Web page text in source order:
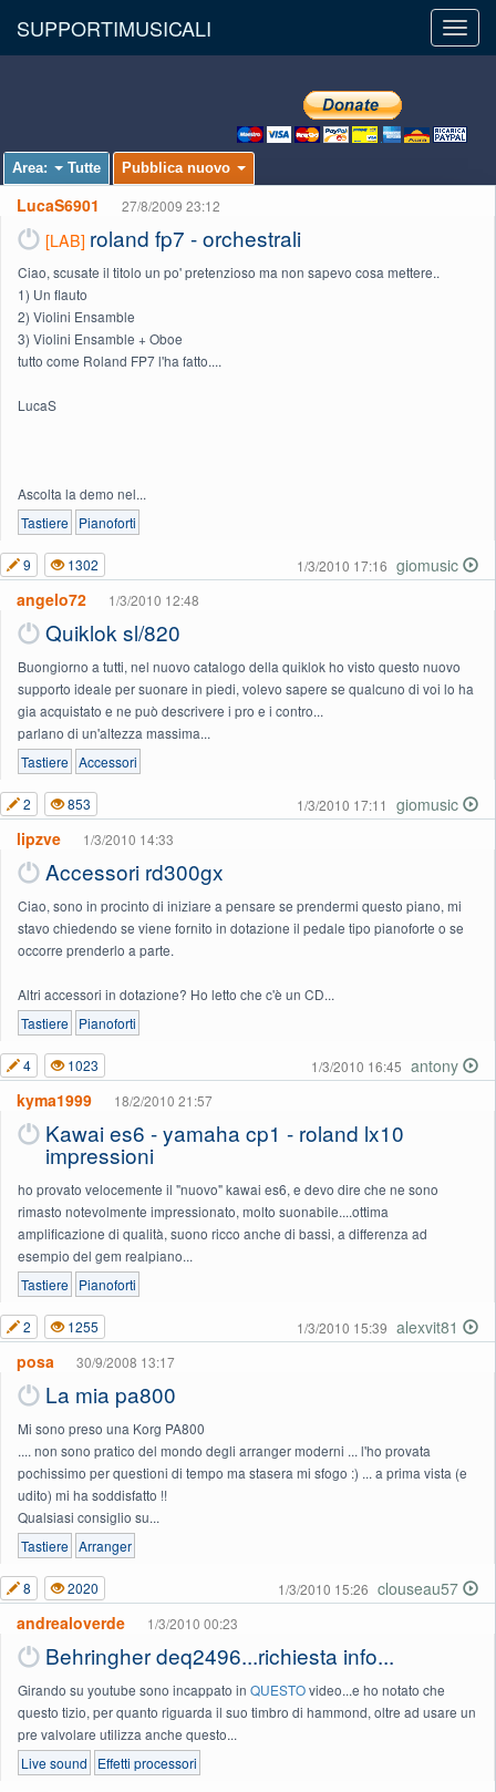
SUPPORTIMUSICALI
Area: Tutte Pubblica nuovo
LucaS6901 27/8/2009 23:12
[LAB] roland fp7 - orchestrali
Ciao, scusate il titolo un po' pretenzioso ma non sapevo cosa mettere..
1) Un flauto
2) Violini Ensamble
3) Violini Ensamble + Oboe
tutto come Roland FP7 l'ha fatto....
LucaS
Ascolta la demo nel...
Tastiere Pianoforti
giomusic
1/3/2010 17:16
9 1302
angelo72 1/3/2010 12:48
Quiklok sl/820
Buongiorno a tutti, nel nuovo catalogo della quiklok ho visto questo nuovo
supporto ideale per suonare in piedi, volevo sapere se qualcuno di voi lo ha
gia acquistato e ne può descrivere i pro e i contro...
parlano di un'altezza massima...
Tastiere Accessori
giomusic
1/3/2010 17:11
2 853
lipzve 1/3/2010 14:33
Accessori rd300gx
Ciao, sono in procinto di iniziare a pensare se prendermi questo piano, mi
stavo chiedendo se viene fornito in dotazione il pedale tipo pianoforte o se
occorre prenderlo a parte.
Altri accessori in dotazione? Ho letto che c'è un CD...
Tastiere Pianoforti
antony
1/3/2010 16:45
4 1023
kyma1999 18/2/2010 21:57
Kawai es6 - yamaha cp1 - roland lx10
impressioni
ho provato velocemente il "nuovo" kawai es6, e devo dire che ne sono
rimasto notevolmente impressionato, molto suonabile....ottima
amplificazione di qualità, suono ricco anche di bassi, a differenza ad
esempio del gem realpiano...
Tastiere Pianoforti
alexvit81
1/3/2010 15:39
2 1255
posa 30/9/2008 13:17
La mia pa800
Mi sono preso una Korg PA800
.... non sono pratico del mondo degli arranger moderni ... l'ho provata
pochissimo per questioni di tempo ma stasera mi sfogo :) ... a prima vista (e
udito) mi ha soddisfatto !!
Qualsiasi consiglio su...
Tastiere Arranger
clouseau57
1/3/2010 15:26
8 2020
andrealoverde 1/3/2010 00:23
Behringher deq2496...richiesta info...
Girando su youtube sono incappato in QUESTOvideo...e ho notato che
questo tizio, per quanto riguarda il suo timbro di hammond, oltre ad usare un
pre valvolare utilizza anche questo...
Live sound
Effetti processori